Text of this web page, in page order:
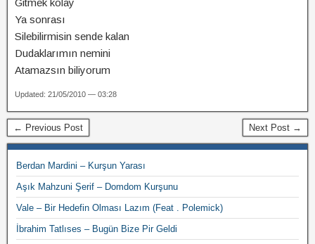
Gitmek kolay
Ya sonrası
Silebilirmisin sende kalan
Dudaklarımın nemini
Atamazsın biliyorum
Updated: 21/05/2010 — 03:28
← Previous Post Next Post →
Berdan Mardini – Kurşun Yarası
Aşık Mahzuni Şerif – Domdom Kurşunu
Vale – Bir Hedefin Olması Lazım (Feat . Polemick)
İbrahim Tatlıses – Bugün Bize Pir Geldi